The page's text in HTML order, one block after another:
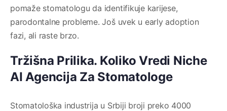
pomaže stomatologu da identifikuje karijese,
parodontalne probleme. Još uvek u early adoption
fazi, ali raste brzo.
Tržišna Prilika. Koliko Vredi Niche
AI Agencija Za Stomatologe
Stomatološka industrija u Srbiji broji preko 4000